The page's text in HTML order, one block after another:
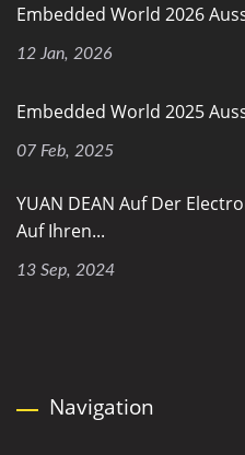
Embedded World 2026
12 Jan, 2026
Embedded World 2025
07 Feb, 2025
YUAN DEAN Auf Der
Auf Ihren...
13 Sep, 2024
Navigation